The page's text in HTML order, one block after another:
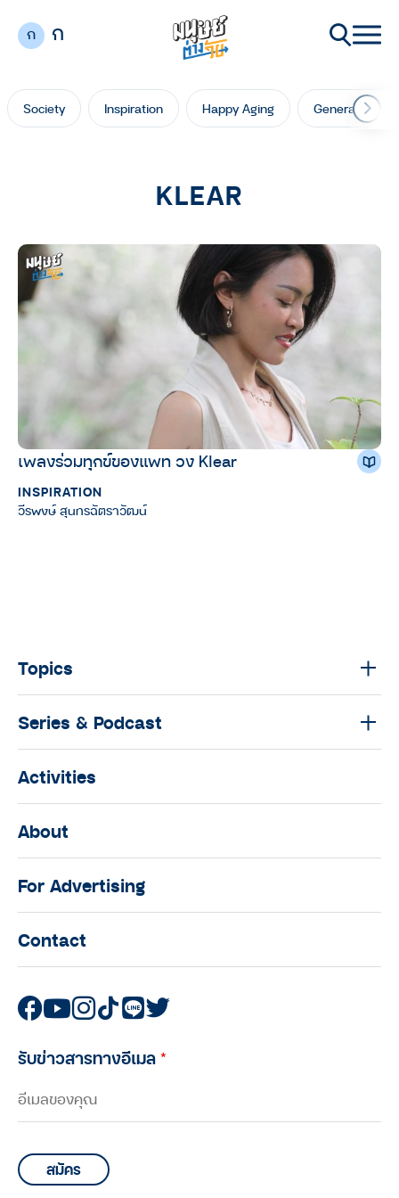
ก ก
Society Inspiration Happy Aging Generation
KLEAR
เพลงร่วมทุกข์ของแพท วง Klear
INSPIRATION
วีรพงษ์ สุนทรฉัตราวัฒน์
Topics
Series & Podcast
Activities
About
For Advertising
Contact
รับข่าวสารทางอีเมล*